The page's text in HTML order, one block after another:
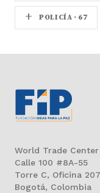
+ POLICÍA · 67
World Trade Center
Calle 100 #8A-55
Torre C, Oficina 207
Bogotá, Colombia